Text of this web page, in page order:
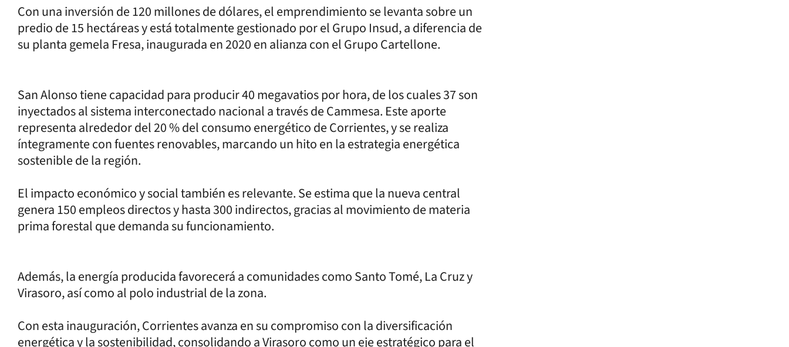
Con una inversión de 120 millones de dólares, el emprendimiento se levanta sobre un
predio de 15 hectáreas y está totalmente gestionado por el Grupo Insud, a diferencia de
su planta gemela Fresa, inaugurada en 2020 en alianza con el Grupo Cartellone.
San Alonso tiene capacidad para producir 40 megavatios por hora, de los cuales 37 son
inyectados al sistema interconectado nacional a través de Cammesa. Este aporte
representa alrededor del 20 % del consumo energético de Corrientes, y se realiza
íntegramente con fuentes renovables, marcando un hito en la estrategia energética
sostenible de la región.
El impacto económico y social también es relevante. Se estima que la nueva central
genera 150 empleos directos y hasta 300 indirectos, gracias al movimiento de materia
prima forestal que demanda su funcionamiento.
Además, la energía producida favorecerá a comunidades como Santo Tomé, La Cruz y
Virasoro, así como al polo industrial de la zona.
Con esta inauguración, Corrientes avanza en su compromiso con la diversificación
energética y la sostenibilidad, consolidando a Virasoro como un eje estratégico para el